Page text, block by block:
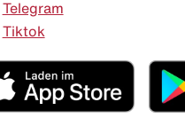
Telegram
Tiktok